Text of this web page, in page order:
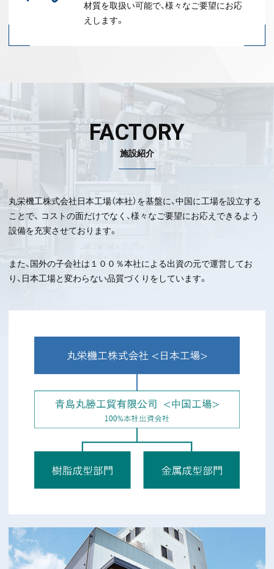
材質を取扱い可能で、様々なご要望にお応
えします。
FACTORY
施設紹介
丸栄機工株式会社日本工場（本社）を基盤に、中国に工場を設立する
ことで、 コストの面だけでなく、様々なご要望にお応えできるよう
設備を充実させております。
また、国外の子会社は１００％本社による出資の元で運営してお
り、日本工場と変わらない品質づくりをしています。